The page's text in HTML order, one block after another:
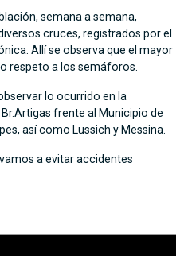
semana a semana,
cruces, registrados por el
Allí se observa que el mayor
respeto a los semáforos.
lo ocurrido en la
frente al Municipio de
así como Lussich y Messina.
a evitar accidentes